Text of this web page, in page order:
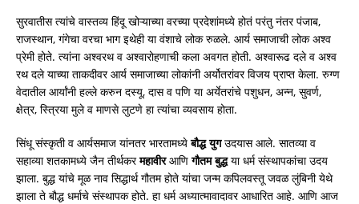
सुरवातीस त्यांचे वास्तव्य हिंदू खोऱ्याच्या वरच्या प्रदेशांमध्ये होतं परंतु नंतर पंजाब,
राजस्थान, गंगेचा वरचा भाग इथेही या वंशाचे लोक रुळले. आर्य समाजाची लोक अश्व
प्रेमी होते. त्यांना अश्वरथ व अश्वारोहणाची कला अवगत होती. अश्वारूढ दले व अश्व
रथ दले याच्या ताकदीवर आर्य समाजाच्या लोकांनी अर्योतरांवर विजय प्राप्त केला. रुग्ण
वेदातील आर्यांनी हल्ले करुन दस्यू, दास व पणि या अर्येतरांचे पशुधन, अन्न, सुवर्ण,
क्षेत्र, स्त्रिया मुले व माणसे लुटणे हा त्यांचा व्यवसाय होता.
सिंधू संस्कृती व आर्यसमाज यांनतर भारतामध्येबौद्धयुगउदयास आले. सातव्या व
सहाव्या शतकामध्ये जैन तीर्थकरमहावीरआणिगौतमबुद्धया धर्म संस्थापकांचा उदय
झाला. बुद्ध यांचे मूळ नाव सिद्धार्थ गौतम होते यांचा जन्म कपिलवस्तू जवळ लुंबिनी येथे
झाला ते बौद्ध धर्माचे संस्थापक होते. हा धर्म अध्यात्मावादावर आधारित आहे. आणि आज